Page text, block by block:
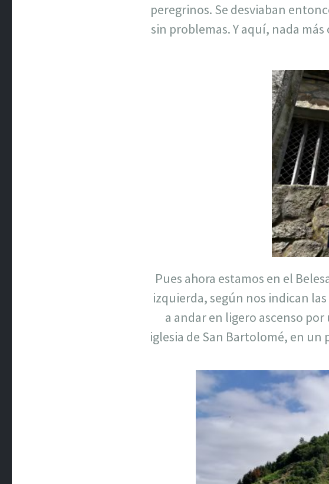
peregrinos. Se desviaban
sin problemas. Y aquí, nada
Pues ahora estamos en el
izquierda, según nos indican
a andar en ligero ascenso
iglesia de San Bartolomé, en